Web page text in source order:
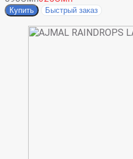
Купить Быстрый заказ